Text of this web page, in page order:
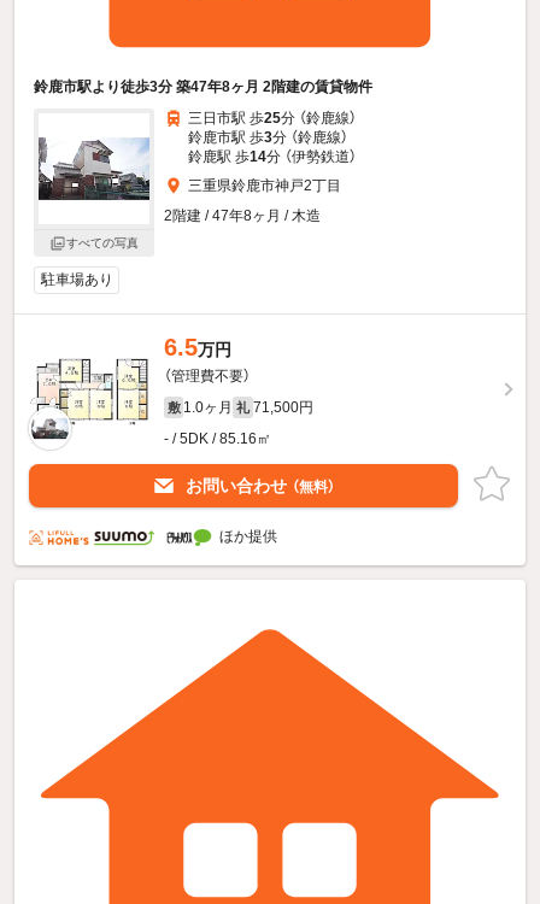
鈴鹿市駅より徒歩3分 築47年8ヶ月 2階建の賃貸物件
すべての写真
三日市駅 歩25分 （鈴鹿線）
鈴鹿市駅 歩3分 （鈴鹿線）
鈴鹿駅 歩14分 （伊勢鉄道）
三重県鈴鹿市神戸2丁目
2階建 / 47年8ヶ月 / 木造
駐車場あり
6.5万円
（管理費不要）
敷 1.0ヶ月 礼 71,500円
- / 5DK / 85.16㎡
お問い合わせ （無料）
ほか提供